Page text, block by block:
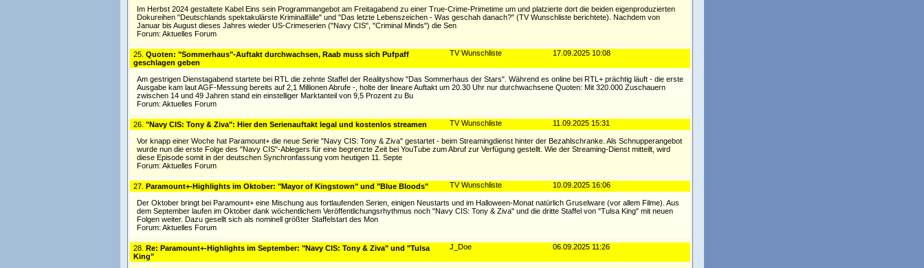
Im Herbst 2024 gestaltete Kabel Eins sein Programmangebot am Freitagabend zu einer True-Crime-Primetime um und platzierte dort die beiden eigenproduzierten
Dokureihen "Deutschlands spektakulärste Kriminalfälle" und "Das letzte Lebenszeichen - Was geschah danach?" (TV Wunschliste berichtete). Nachdem von
Januar bis August dieses Jahres wieder US-Crimeserien ("Navy CIS", "Criminal Minds") die Sen
Forum: Aktuelles Forum
17.09.2025 10:08
TV Wunschliste
25. Quoten: "Sommerhaus"-Auftakt durchwachsen, Raab muss sich Pufpaff
geschlagen geben
Am gestrigen Dienstagabend startete bei RTL die zehnte Staffel der Realityshow "Das Sommerhaus der Stars". Während es online bei RTL+ prächtig läuft - die erste
Ausgabe kam laut AGF-Messung bereits auf 2,1 Millionen Abrufe -, holte der lineare Auftakt um 20.30 Uhr nur durchwachsene Quoten: Mit 320.000 Zuschauern
zwischen 14 und 49 Jahren stand ein einstelliger Marktanteil von 9,5 Prozent zu Bu
Forum: Aktuelles Forum
11.09.2025 15:31
TV Wunschliste
26. "Navy CIS: Tony & Ziva": Hier den Serienauftakt legal und kostenlos streamen
Vor knapp einer Woche hat Paramount+ die neue Serie "Navy CIS: Tony & Ziva" gestartet - beim Streamingdienst hinter der Bezahlschranke. Als Schnupperangebot
wurde nun die erste Folge des "Navy CIS"-Ablegers für eine begrenzte Zeit bei YouTube zum Abruf zur Verfügung gestellt. Wie der Streaming-Dienst mitteilt, wird
diese Episode somit in der deutschen Synchronfassung vom heutigen 11. Septe
Forum: Aktuelles Forum
10.09.2025 16:06
TV Wunschliste
27. Paramount+-Highlights im Oktober: "Mayor of Kingstown" und "Blue Bloods"
Der Oktober bringt bei Paramount+ eine Mischung aus fortlaufenden Serien, einigen Neustarts und im Halloween-Monat natürlich Gruselware (vor allem Filme). Aus
dem September laufen im Oktober dank wöchentlichem Veröffentlichungsrhythmus noch "Navy CIS: Tony & Ziva" und die dritte Staffel von "Tulsa King" mit neuen
Folgen weiter. Dazu gesellt sich als nominell größter Staffelstart des Mon
Forum: Aktuelles Forum
06.09.2025 11:26
J_Doe
28. Re: Paramount+-Highlights im September: "Navy CIS: Tony & Ziva" und "Tulsa
King"